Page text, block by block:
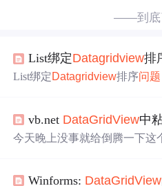
——到
List绑定Datagridview排
List绑定Datagridview排序问题
readin...
vb.net DataGridView中
今天晚上没事就给倒腾一下这
GridViewCellEventArgs)
Winforms: DataGridView